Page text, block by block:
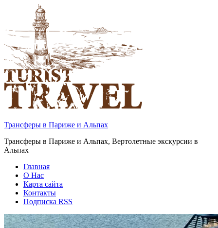
Трансферы в Париже и Альпах
Трансферы в Париже и Альпах, Вертолетные экскурсии в
Альпах
Главная
О Нас
Карта сайта
Контакты
Подписка RSS